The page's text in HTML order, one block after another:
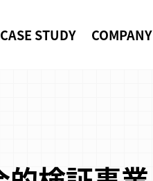
CASE STUDY COMPANY